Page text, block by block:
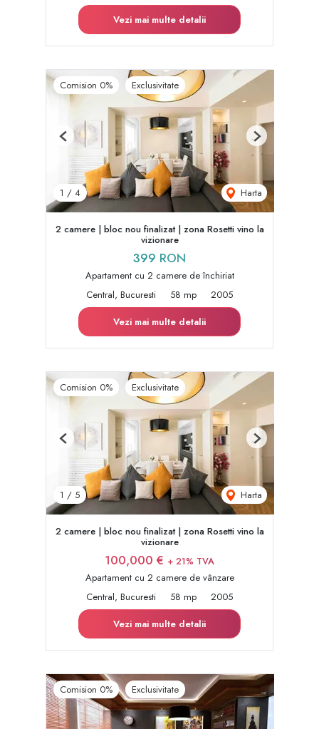
Vezi mai multe detalii
Comision 0% Exclusivitate
1 / 4 Harta
Previous Next
2 camere | bloc nou finalizat | zona Rosetti vino la
vizionare
399 RON
Apartament cu 2 camere de închiriat
Central, Bucuresti
58 mp
2005
Vezi mai multe detalii
Comision 0% Exclusivitate
1 / 5 Harta
Previous Next
2 camere | bloc nou finalizat | zona Rosetti vino la
vizionare
100,000 € + 21% TVA
Apartament cu 2 camere de vânzare
Central, Bucuresti
58 mp
2005
Vezi mai multe detalii
Comision 0% Exclusivitate